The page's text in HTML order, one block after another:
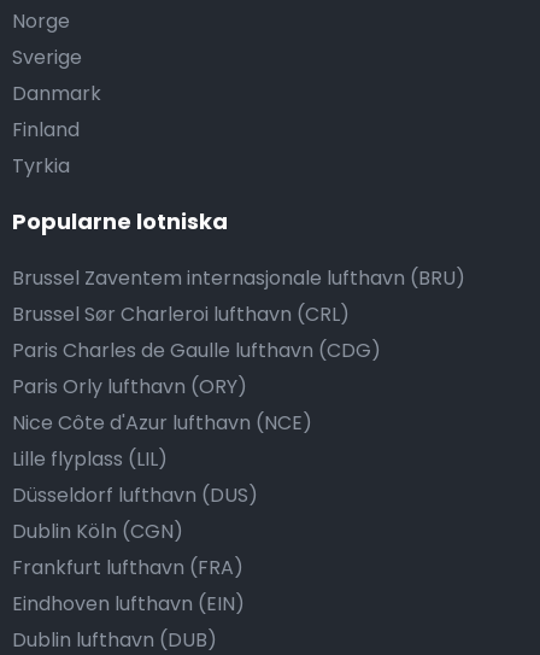
Norge
Sverige
Danmark
Finland
Tyrkia
Popularne lotniska
Brussel Zaventem internasjonale lufthavn (BRU)
Brussel Sør Charleroi lufthavn (CRL)
Paris Charles de Gaulle lufthavn (CDG)
Paris Orly lufthavn (ORY)
Nice Côte d'Azur lufthavn (NCE)
Lille flyplass (LIL)
Düsseldorf lufthavn (DUS)
Dublin Köln (CGN)
Frankfurt lufthavn (FRA)
Eindhoven lufthavn (EIN)
Dublin lufthavn (DUB)